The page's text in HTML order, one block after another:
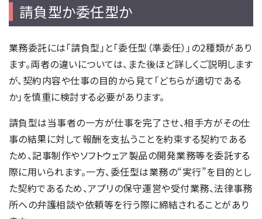
請負型か委任型か
業務委託には「請負型」と「委任型（準委任）」の2種類があり
ます。両者の違いについては、また後ほど詳しくご説明します
が、契約内容や仕事の目的から見て「どちらが適切である
か」を慎重に検討する必要があります。
請負型は当事者の一方が仕事を完了させ、相手方がその仕
事の結果に対して報酬を支払うことを約束する契約である
ため、記事制作やソフトウェア製品の開発業務等を委託する
際に用いられます。一方、委任型は業務の“実行”を目的とし
た契約であるため、アプリの保守運営や受付業務、法律事務
所への弁護相談や依頼等を行う際に締結されることがあり